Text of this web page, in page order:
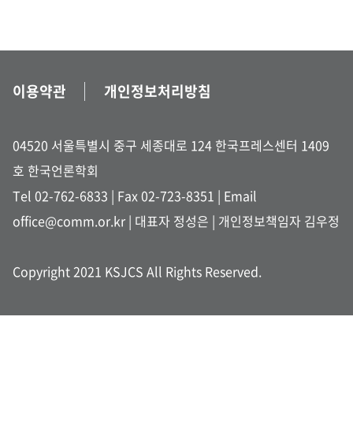
이용약관 개인정보처리방침
04520 서울특별시 중구 세종대로 124 한국프레스센터 1409
호 한국언론학회
Tel 02-762-6833 | Fax 02-723-8351 | Email
office@comm.or.kr | 대표자 정성은 | 개인정보책임자 김우정
Copyright 2021 KSJCS All Rights Reserved.